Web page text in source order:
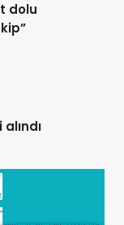
dolu